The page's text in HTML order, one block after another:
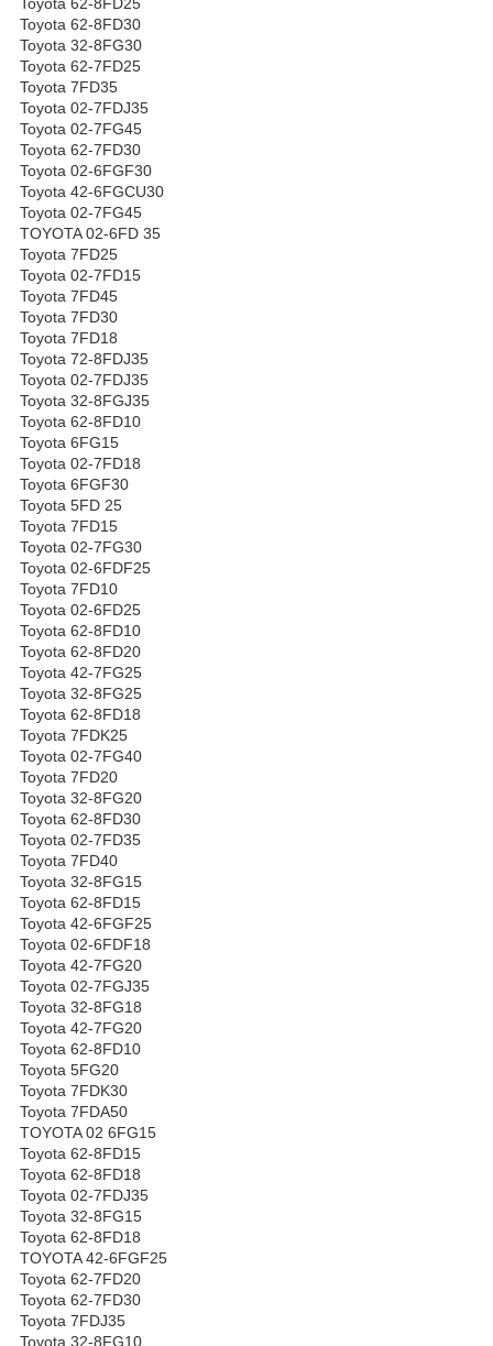
Toyota 62-8FD30
Toyota 32-8FG30
Toyota 62-7FD25
Toyota 7FD35
Toyota 02-7FDJ35
Toyota 02-7FG45
Toyota 62-7FD30
Toyota 02-6FGF30
Toyota 42-6FGCU30
Toyota 02-7FG45
TOYOTA 02-6FD 35
Toyota 7FD25
Toyota 02-7FD15
Toyota 7FD45
Toyota 7FD30
Toyota 7FD18
Toyota 72-8FDJ35
Toyota 02-7FDJ35
Toyota 32-8FGJ35
Toyota 62-8FD10
Toyota 6FG15
Toyota 02-7FD18
Toyota 6FGF30
Toyota 5FD 25
Toyota 7FD15
Toyota 02-7FG30
Toyota 02-6FDF25
Toyota 7FD10
Toyota 02-6FD25
Toyota 62-8FD10
Toyota 62-8FD20
Toyota 42-7FG25
Toyota 32-8FG25
Toyota 62-8FD18
Toyota 7FDK25
Toyota 02-7FG40
Toyota 7FD20
Toyota 32-8FG20
Toyota 62-8FD30
Toyota 02-7FD35
Toyota 7FD40
Toyota 32-8FG15
Toyota 62-8FD15
Toyota 42-6FGF25
Toyota 02-6FDF18
Toyota 42-7FG20
Toyota 02-7FGJ35
Toyota 32-8FG18
Toyota 42-7FG20
Toyota 62-8FD10
Toyota 5FG20
Toyota 7FDK30
Toyota 7FDA50
TOYOTA 02 6FG15
Toyota 62-8FD15
Toyota 62-8FD18
Toyota 02-7FDJ35
Toyota 32-8FG15
Toyota 62-8FD18
TOYOTA 42-6FGF25
Toyota 62-7FD20
Toyota 62-7FD30
Toyota 7FDJ35
Toyota 32-8FG10